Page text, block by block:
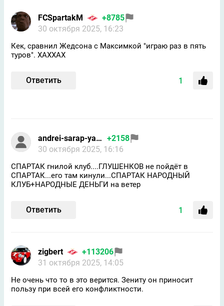
FCSpartakM
+8785
30 октября 2025, 16:23
Кек, сравнил Жедсона с Максимкой "играю раз в пять
туров". ХАХХАХ
Ответить 1
andrei-sarap-yandex +2158
30 октября 2025, 16:16
СПАРТАК гнилой клуб....ГЛУШЕНКОВ не пойдёт в
СПАРТАК...его там кинули...СПАРТАК НАРОДНЫЙ
КЛУБ+НАРОДНЫЕ ДЕНЬГИ на ветер
Ответить 1
zigbert
+113206
31 октября 2025, 14:05
Не очень что то в это верится. Зениту он приносит
пользу при всей его конфликтности.